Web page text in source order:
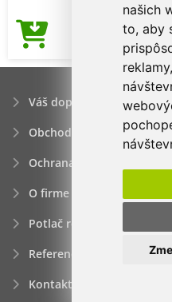
našich
to, aby
Váš dopyt
Obchodné podmienky
Ochrana osobných údajov
O firme
Potlač reklamných
Referencie
Kontakt